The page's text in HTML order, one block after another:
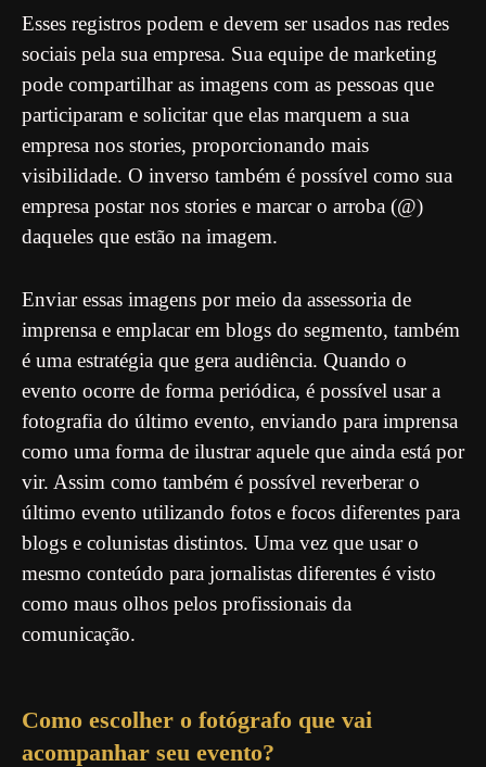
Esses registros podem e devem ser usados nas redes
sociais pela sua empresa. Sua equipe de marketing
pode compartilhar as imagens com as pessoas que
participaram e solicitar que elas marquem a sua
empresa nos stories, proporcionando mais
visibilidade. O inverso também é possível como sua
empresa postar nos stories e marcar o arroba (@)
daqueles que estão na imagem.
Enviar essas imagens por meio da assessoria de
imprensa e emplacar em blogs do segmento, também
é uma estratégia que gera audiência. Quando o
evento ocorre de forma periódica, é possível usar a
fotografia do último evento, enviando para imprensa
como uma forma de ilustrar aquele que ainda está por
vir. Assim como também é possível reverberar o
último evento utilizando fotos e focos diferentes para
blogs e colunistas distintos. Uma vez que usar o
mesmo conteúdo para jornalistas diferentes é visto
como maus olhos pelos profissionais da
comunicação.
Como escolher o fotógrafo que vai
acompanhar seu evento?